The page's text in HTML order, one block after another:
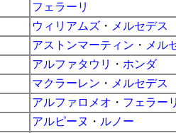
フェラーリ
ウィリアムズ ・ メルセデス
アストンマーティン ・ メル
アルファタウリ ・ ホンダ
マクラーレン ・ メルセデス
アルファロメオ ・ フェラー
アルピーヌ ・ ルノー